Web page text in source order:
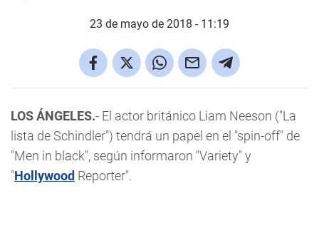
23 de mayo de 2018 - 11:19
LOS ÁNGELES.- El actor británico Liam Neeson ("La
lista de Schindler") tendrá un papel en el "spin-off" de
"Men in black", según informaron "Variety" y
"Hollywood Reporter".